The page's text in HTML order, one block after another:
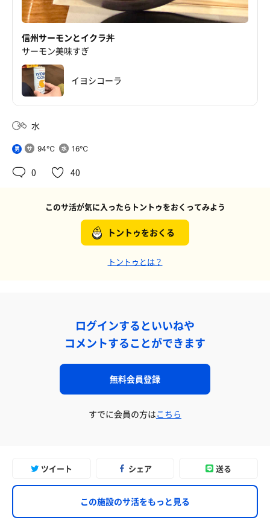
信州サーモンとイクラ丼
サーモン美味すぎ
イヨシコーラ
水
男 94℃ 16℃
0 40
このサ活が気に入ったらトントゥをおくってみよう
トントゥをおくる
トントゥとは？
ログインするといいねや
コメントすることができます
無料会員登録
すでに会員の方はこちら
ツイート シェア 送る
この施設のサ活をもっと見る